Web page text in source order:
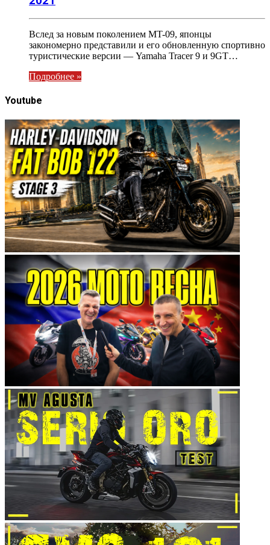
Вслед за новым поколением MT-09, японцы
закономерно представили и его обновленную спортивно
туристические версии — Yamaha Tracer 9 и 9GT…
Подробнее »
Youtube